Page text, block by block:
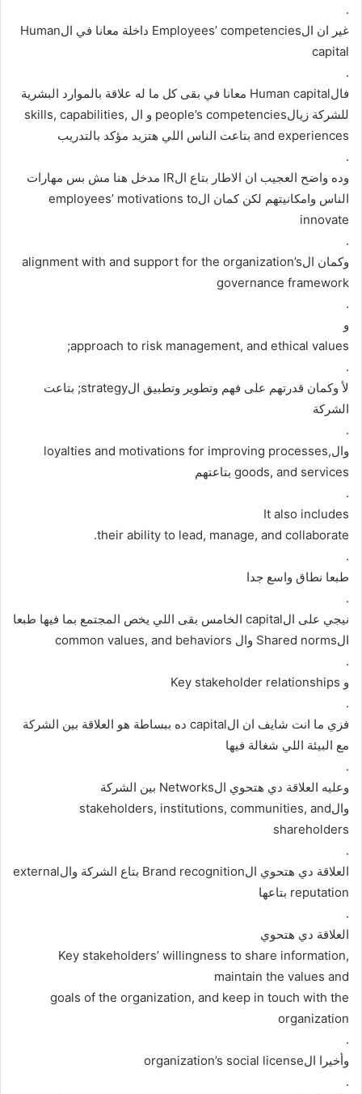
.
غير ان الEmployees’ competencies داخلة معانا في الHuman
capital
.
فالHuman capital معانا في بقى كل ما له علاقة بالموارد البشرية
للشركة زيالpeople’s competencies و ال skills, capabilities,
and experiences بتاعت الناس اللي هتزيد مؤكد بالتدريب
.
وده واضح العجيب ان الاطار بتاع الIR مدخل هنا مش بس مهارات
الناس وامكانيتهم لكن كمان الemployees’ motivations to
innovate
.
وكمان الalignment with and support for the organization’s
governance framework
.
و
approach to risk management, and ethical values;
.
لأ وكمان قدرتهم على فهم وتطوير وتطبيق الstrategy; بتاعت
الشركة
.
والloyalties and motivations for improving processes,
goods, and services بتاعتهم
.
It also includes
their ability to lead, manage, and collaborate.
.
طبعا نطاق واسع جدا
.
نيجي على الcapital الخامس بقى اللي يخص المجتمع بما فيها طبعا
الShared norms وال common values, and behaviors
.
و Key stakeholder relationships
.
فزي ما انت شايف ان الcapital ده ببساطة هو العلاقة بين الشركة
مع البيئة اللي شغالة فيها
.
وعليه العلاقة دي هتحوي الNetworks بين الشركة
والstakeholders, institutions, communities, and
shareholders
.
العلاقة دي هتحوي الBrand recognition بتاع الشركة والexternal
reputation بتاعها
.
العلاقة دي هتحوي
Key stakeholders’ willingness to share information,
maintain the values and
goals of the organization, and keep in touch with the
organization
.
وأخيرا الorganization’s social license
.